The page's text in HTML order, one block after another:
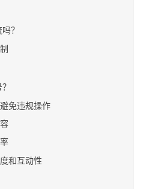
？
免违规操作
和互动性